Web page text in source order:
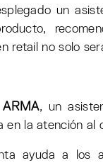
un
retail no solo
ARMA, un
en la atención al
ayuda a los